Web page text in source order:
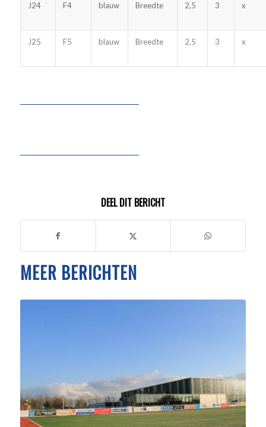
J24 F4 blauw Breedte 2,5 3 x
J25 F5 blauw Breedte 2,5 3 x
DEEL DIT BERICHT
MEER BERICHTEN